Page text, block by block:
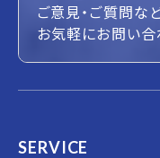
ご意見・ご質問な
お気軽にお問い合
SERVICE